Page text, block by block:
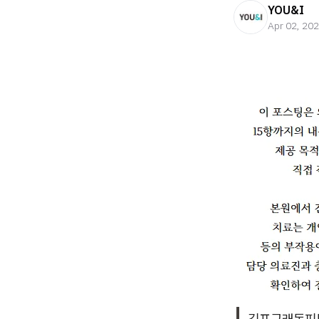
YOU&I
Apr 02,